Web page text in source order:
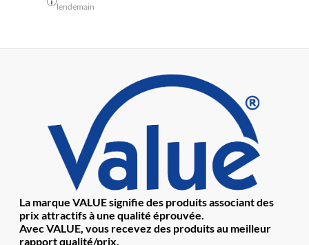
lendemain
La marque VALUE signifie des produits associant des
prix attractifs à une qualité éprouvée.
Avec VALUE, vous recevez des produits au meilleur
rapport qualité/prix.